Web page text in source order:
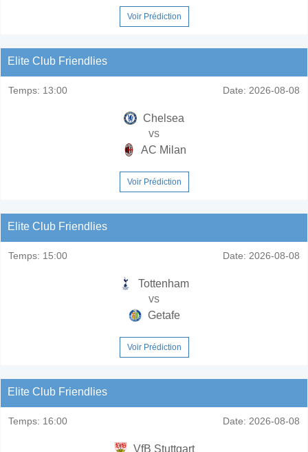
Voir Prédiction
Elite Club Friendlies
Temps: 13:00 Date: 2026-08-08
Chelsea
vs
AC Milan
Voir Prédiction
Elite Club Friendlies
Temps: 15:00 Date: 2026-08-08
Tottenham
vs
Getafe
Voir Prédiction
Elite Club Friendlies
Temps: 16:00 Date: 2026-08-08
VfB Stuttgart